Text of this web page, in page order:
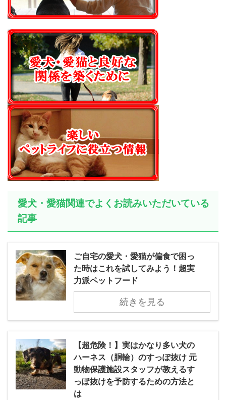
愛犬・愛猫関連でよくお読みいただいている
記事
ご自宅の愛犬・愛猫が偏食で困っ
た時はこれを試してみよう！超実
力派ペットフード
続きを見る
【超危険！】実はかなり多い犬の
ハーネス（胴輪）のすっぽ抜け 元
動物保護施設スタッフが教えるす
っぽ抜けを予防するための方法と
は